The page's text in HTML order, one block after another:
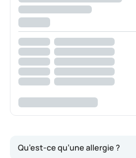
Qu’est-ce qu’une allergie ?